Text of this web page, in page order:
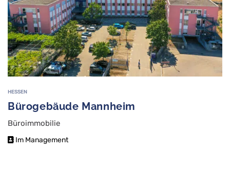
HESSEN
Bürogebäude Mannheim
Büroimmobilie
Im Management